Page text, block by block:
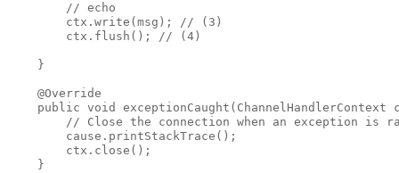
        // echo
        ctx.write(msg); // (3)
        ctx.flush(); // (4)
    }
    @Override
public void exceptionCaught(ChannelHandlerContext
// Close the connection when an exception is
        cause.printStackTrace();
        ctx.close();
    }